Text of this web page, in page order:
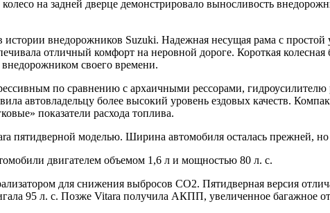
на задней дверце демонстрировало выносливость
истории внедорожников Suzuki. Надежная несущая рама с
отличный комфорт на неровной дороге. Короткая
своего времени.
по сравнению с архаичными рессорами,
автовладельцу более высокий уровень ездовых качеств.
показатели расхода топлива.
пятидверной моделью. Ширина автомобиля осталась прежней,
двигателем объемом 1,6 л и мощностью 80 л. с.
для снижения выбросов CO2. Пятидверная версия
95 л. с. Позже Vitara получила АКПП, увеличенное багажное